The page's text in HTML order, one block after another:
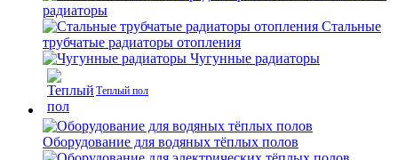
радиаторы
Стальные
трубчатые радиаторы отопления
Чугунные радиаторы
Теплый пол
Оборудование для водяных тёплых полов